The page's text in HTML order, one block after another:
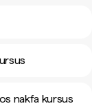
nakfa kursus